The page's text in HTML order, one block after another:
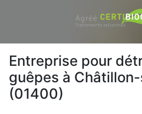
Entreprise pour
guêpes à
(01400)